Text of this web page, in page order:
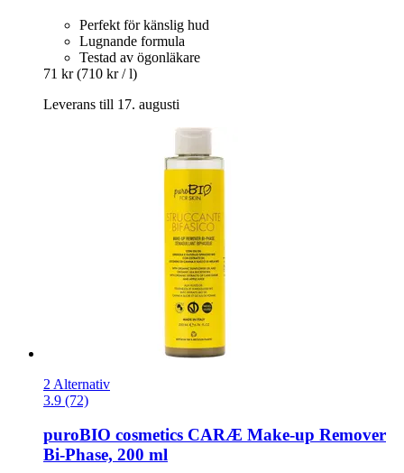
Perfekt för känslig hud
Lugnande formula
Testad av ögonläkare
71 kr (710 kr / l)
Leverans till 17. augusti
2 Alternativ
3.9 (72)
puroBIO cosmetics CARÆ Make-​up Remover
Bi-​Phase, 200 ml